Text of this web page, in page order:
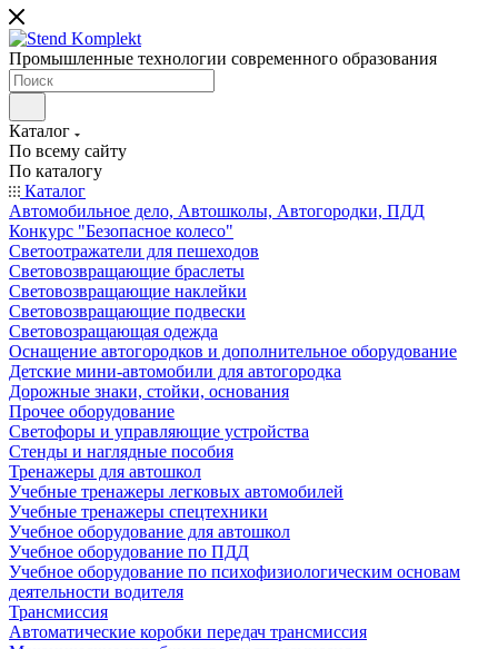
Промышленные технологии современного образования
Каталог
По всему сайту
По каталогу
Каталог
Автомобильное дело, Автошколы, Автогородки, ПДД
Конкурс "Безопасное колесо"
Светоотражатели для пешеходов
Световозвращающие браслеты
Световозвращающие наклейки
Световозвращающие подвески
Световозращающая одежда
Оснащение автогородков и дополнительное оборудование
Детские мини-автомобили для автогородка
Дорожные знаки, стойки, основания
Прочее оборудование
Светофоры и управляющие устройства
Стенды и наглядные пособия
Тренажеры для автошкол
Учебные тренажеры легковых автомобилей
Учебные тренажеры спецтехники
Учебное оборудование для автошкол
Учебное оборудование по ПДД
Учебное оборудование по психофизиологическим основам
деятельности водителя
Трансмиссия
Автоматические коробки передач трансмиссия